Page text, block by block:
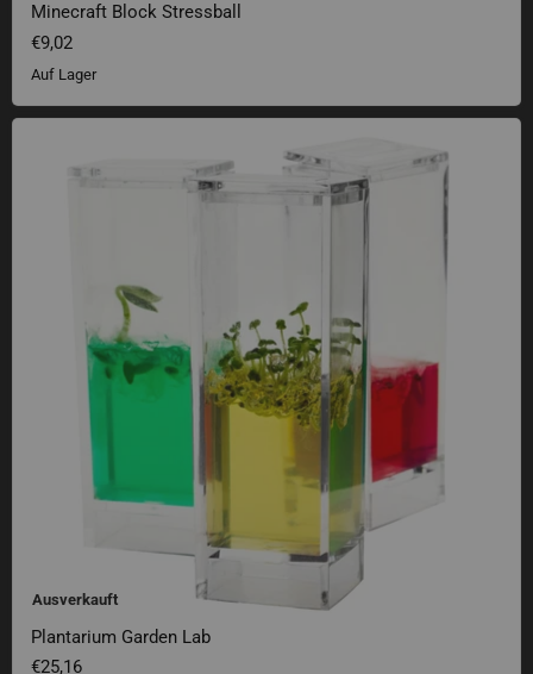
Minecraft Block Stressball
€9,02
Auf Lager
Ausverkauft
Plantarium Garden Lab
€25,16